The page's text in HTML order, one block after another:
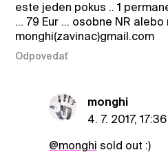
este jeden pokus .. 1
... 79 Eur ... osobne NR alebo
monghi(zavinac)gmail.com
Odpovedať
monghi
4. 7. 2017, 17:36
@monghi sold out :)